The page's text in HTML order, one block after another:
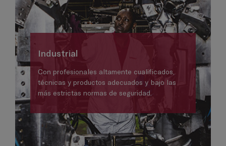
Industrial
Con profesionales altamente cualificados,
técnicas y productos adecuados y bajo las
más estrictas normas de seguridad.